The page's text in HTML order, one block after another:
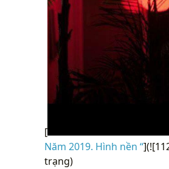
[
Năm 2019. Hình nền “
trạng)